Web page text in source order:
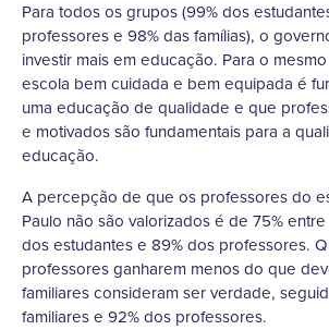
Para todos os grupos (99% dos
professores e 98% das famílias), o
investir mais em educação. Para o
escola bem cuidada e bem equipada é
uma educação de qualidade e que
e motivados são fundamentais para a
educação.
A percepção de que os professores do
Paulo não são valorizados é de 75%
dos estudantes e 89% dos professores.
professores ganharem menos do que
familiares consideram ser verdade,
familiares e 92% dos professores.